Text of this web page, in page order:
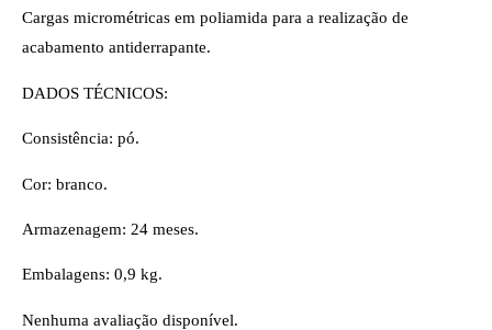
Cargas micrométricas em poliamida para a realização de
acabamento antiderrapante.
DADOS TÉCNICOS:
Consistência: pó.
Cor: branco.
Armazenagem: 24 meses.
Embalagens: 0,9 kg.
Nenhuma avaliação disponível.